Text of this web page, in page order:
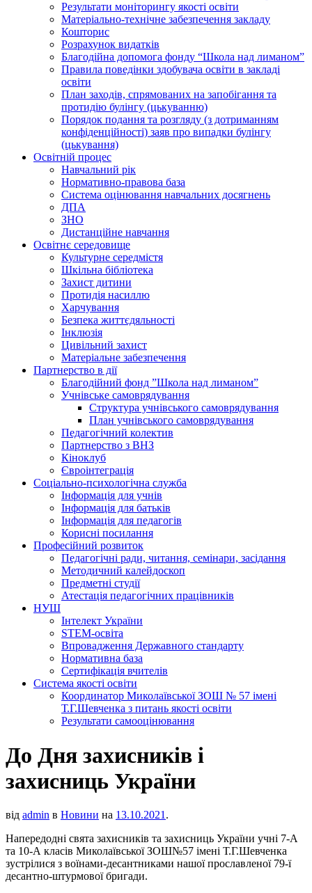
Результати моніторингу якості освіти
Матеріально-технічне забезпечення закладу
Кошторис
Розрахунок видатків
Благодійна допомога фонду “Школа над лиманом”
Правила поведінки здобувача освіти в закладі
освіти
План заходів, спрямованих на запобігання та
протидію булінгу (цькуванню)
Порядок подання та розгляду (з дотриманням
конфіденційності) заяв про випадки булінгу
(цькування)
Освітній процес
Навчальний рік
Нормативно-правова база
Система оцінювання навчальних досягнень
ДПА
ЗНО
Дистанційне навчання
Освітнє середовище
Культурне середмістя
Шкільна бібліотека
Захист дитини
Протидія насиллю
Харчування
Безпека життєдяльності
Інклюзія
Цивільний захист
Матеріальне забезпечення
Партнерство в дії
Благодійний фонд ”Школа над лиманом”
Учнівське самоврядування
Структура учнiвського самоврядування
План учнiвського самоврядування
Педагогічний колектив
Партнерство з ВНЗ
Кіноклуб
Євроінтеграція
Соціально-психологічна служба
Інформація для учнів
Інформація для батьків
Інформація для педагогів
Корисні посилання
Професійний розвиток
Педагогічні ради, читання, семінари, засідання
Методичний калейдоскоп
Предметні студії
Атестація педагогічних працівників
НУШ
Інтелект України
STEM-освіта
Впровадження Державного стандарту
Нормативна база
Сертифікація вчителів
Система якості освіти
Координатор Миколаївської ЗОШ № 57 імені
Т.Г.Шевченка з питань якості освіти
Результати самооцінювання
До Дня захисників і
захисниць України
від admin в Новини на 13.10.2021 .
Напередодні свята захисників та захисниць України учні 7-А
та 10-А класів Миколаївської ЗОШ№57 імені Т.Г.Шевченка
зустрілися з воїнами-десантниками нашої прославленої 79-ї
десантно-штурмової бригади.